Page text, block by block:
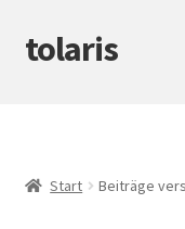
Zur
Navigation
Zum
Inhalt
tolaris
Start Beiträge